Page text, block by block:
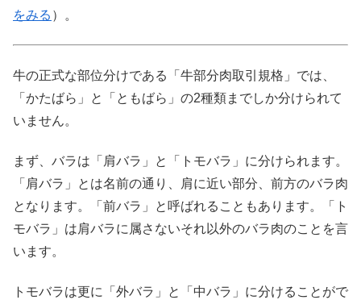
をみる ）。
牛の正式な部位分けである「牛部分肉取引規格」では、
「かたばら」
と 「ともばら」 の2種類までしか分けられて
いません。
まず、バラは「肩バラ」と「トモバラ」に分けられます。
「肩バラ」とは名前の通り、肩に近い部分、前方のバラ肉
となります。「前バラ」と呼ばれることもあります。「ト
モバラ」は肩バラに属さないそれ以外のバラ肉のことを言
います。
トモバラは更に 「外バラ」 と 「中バラ」 に分けることがで